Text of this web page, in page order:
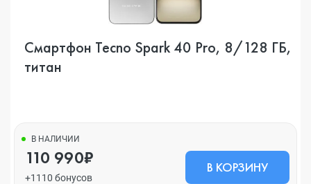
Смартфон Tecno Spark 40 Pro, 8/128 ГБ,
титан
В НАЛИЧИИ
110 990₽
+1110 бонусов
В КОРЗИНУ